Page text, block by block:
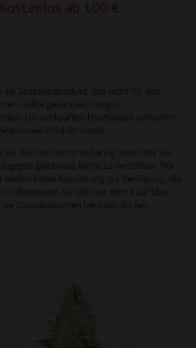
Kostenlos ab 100 €